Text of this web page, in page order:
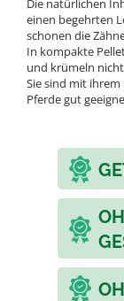
Die natürlichen
einen begehrten
schonen die
In kompakte
und krümeln
Sie sind mit
Pferde gut